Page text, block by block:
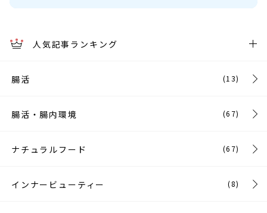
人気記事ランキング
腸活 (13)
腸活・腸内環境 (67)
ナチュラルフード (67)
インナービューティー (8)